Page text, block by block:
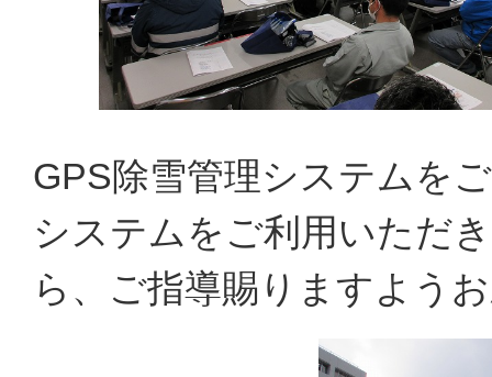
GPS除雪管理システムを
システムをご利用いただ
ら、ご指導賜りますよう